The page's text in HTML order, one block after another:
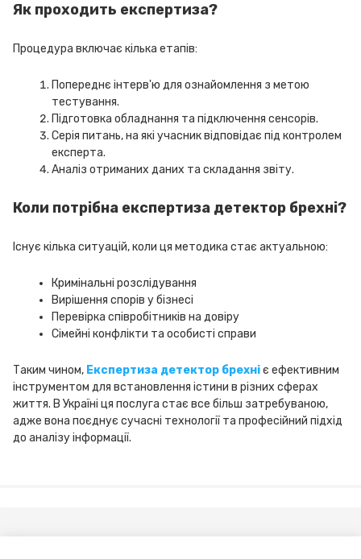
Як проходить експертиза?
Процедура включає кілька етапів:
Попереднє інтерв'ю для ознайомлення з метою
тестування.
Підготовка обладнання та підключення сенсорів.
Серія питань, на які учасник відповідає під контролем
експерта.
Аналіз отриманих даних та складання звіту.
Коли потрібна експертиза детектор брехні?
Існує кілька ситуацій, коли ця методика стає актуальною:
Кримінальні розслідування
Вирішення спорів у бізнесі
Перевірка співробітників на довіру
Сімейні конфлікти та особисті справи
Таким чином, Експертиза детектор брехніє ефективним
інструментом для встановлення істини в різних сферах
життя. В Україні ця послуга стає все більш затребуваною,
адже вона поєднує сучасні технології та професійний підхід
до аналізу інформації.